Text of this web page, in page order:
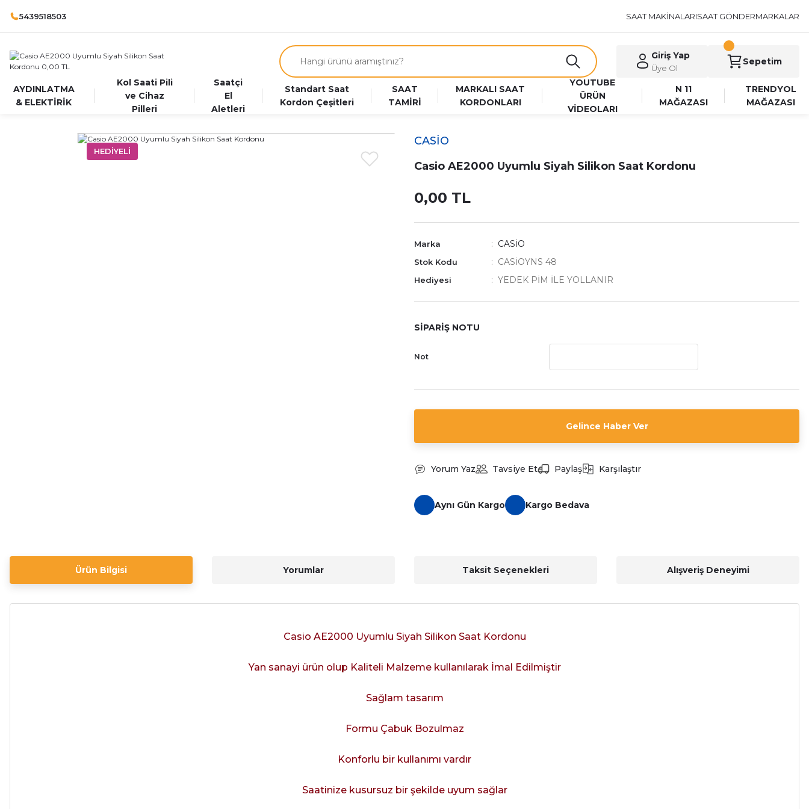
5439518503 SAAT MAKİNALARISAAT GÖNDERMARKALAR
Giriş Yap
Üye Ol
Sepetim
AYDINLATMA
& ELEKTİRİK
Kol Saati Pili
ve Cihaz
Pilleri
Saatçi
El
Aletleri
Standart Saat
Kordon Çeşitleri
SAAT
TAMİRİ
MARKALI SAAT
KORDONLARI
YOUTUBE
ÜRÜN
VİDEOLARI
N 11
MAĞAZASI
TRENDYOL
MAĞAZASI
HEDİYELİ
CASİO
Casio AE2000 Uyumlu Siyah Silikon Saat Kordonu
0,00 TL
Marka CASİO
Stok Kodu CASİOYNS 48
Hediyesi YEDEK PİM İLE YOLLANIR
SİPARİŞ NOTU
Not
Gelince Haber Ver
Yorum Yaz Tavsiye Et Paylaş Karşılaştır
Aynı Gün Kargo Kargo Bedava
Ürün Bilgisi Yorumlar Taksit Seçenekleri Alışveriş Deneyimi
Casio AE2000 Uyumlu Siyah Silikon Saat Kordonu
Yan sanayi ürün olup Kaliteli Malzeme kullanılarak İmal Edilmiştir
Sağlam tasarım
Formu Çabuk Bozulmaz
Konforlu bir kullanımı vardır
Saatinize kusursuz bir şekilde uyum sağlar